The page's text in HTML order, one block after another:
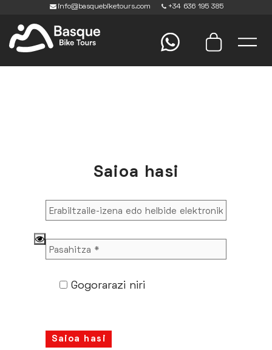
info@basquebiketours.com +34 636 195 385
Saioa hasi
Gogorarazi niri
Saioa hasi